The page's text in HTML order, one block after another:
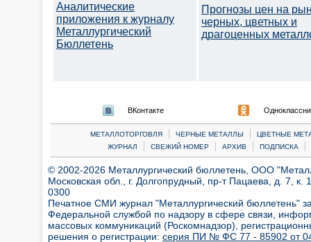
Аналитические
приложения к журналу
Металлургический
Бюллетень
Прогнозы цен на
черных, цветных и
драгоценных
ВКонтакте
МЕТАЛЛОТОРГОВЛЯ | ЧЕРНЫЕ МЕТАЛЛЫ |
ЦВЕТНЫЕ
ЖУРНАЛ
| СВЕЖИЙ НОМЕР | АРХИВ | ПОДПИСКА |
© 2002-2026 Металлургический бюллетень, ООО
Московская обл., г. Долгопрудный, пр-т Пацаева, д. 7,
0300
Печатное СМИ журнал "Металлургический бюллетень"
Федеральной службой по надзору в сфере связи,
массовых коммуникаций (Роскомнадзор),
решения о регистрации: серия ПИ № ФС 77 - 85902 от 04